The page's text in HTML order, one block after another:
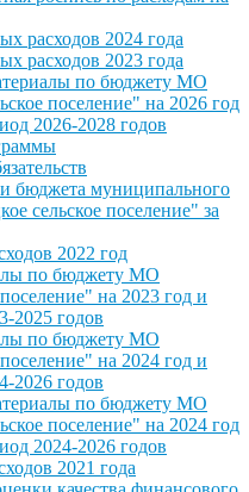
расходов 2024 года
расходов 2023 года
по бюджету МО
поселение" на 2026 год
2026-2028 годов
бюджета муниципального
сельское поселение" за
2022 год
по бюджету МО
на 2023 год и
2025 годов
по бюджету МО
на 2024 год и
2026 годов
по бюджету МО
поселение" на 2024 год
2024-2026 годов
2021 года